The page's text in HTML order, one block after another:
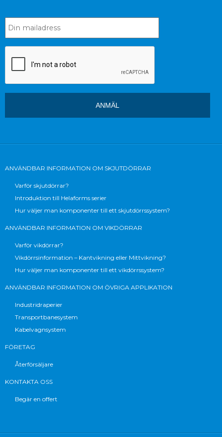
ANVÄNDBAR INFORMATION OM SKJUTDÖRRAR
Varför skjutdörrar?
Introduktion till Helaforms serier
Hur väljer man komponenter till ett skjutdörrssystem?
ANVÄNDBAR INFORMATION OM VIKDÖRRAR
Varför vikdörrar?
Vikdörrsinformation – Kantvikning eller Mittvikning?
Hur väljer man komponenter till ett vikdörrssystem?
ANVÄNDBAR INFORMATION OM ÖVRIGA APPLIKATION
Industridraperier
Transportbanesystem
Kabelvagnsystem
FÖRETAG
Återförsäljare
KONTAKTA OSS
Begär en offert